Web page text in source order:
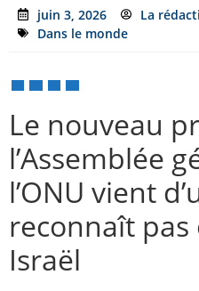
juin 3, 2026 La
Dans le monde
Le nouveau
l’Assemblée
l’ONU vient
reconnaît
Israël